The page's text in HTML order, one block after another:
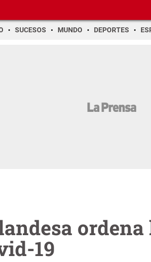
SUCESOS MUNDO DEPORTES
19